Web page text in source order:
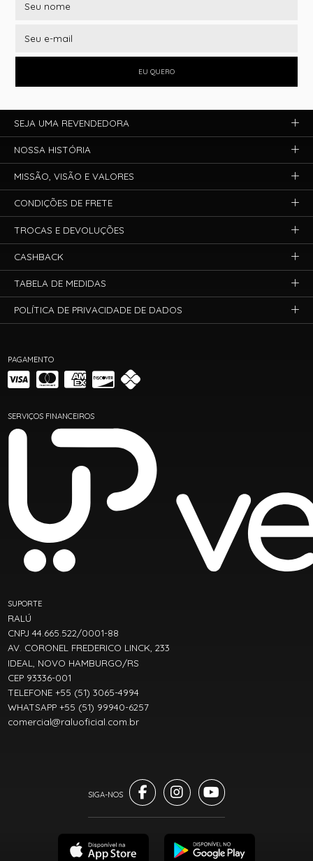
EU QUERO
PAGAMENTO
SERVIÇOS FINANCEIROS
SUPORTE
RALÚ
CNPJ 44.665.522/0001-88
AV. CORONEL FREDERICO LINCK, 233
IDEAL, NOVO HAMBURGO/RS
CEP 93336-001
TELEFONE +55 (51) 3065-4994
WHATSAPP +55 (51) 99940-6257
comercial@raluoficial.com.br
SEJA UMA REVENDEDORA
NOSSA HISTÓRIA
MISSÃO, VISÃO E VALORES
CONDIÇÕES DE FRETE
TROCAS E DEVOLUÇÕES
CASHBACK
TABELA DE MEDIDAS
POLÍTICA DE PRIVACIDADE DE DADOS